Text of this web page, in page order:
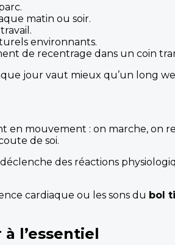
matin ou soir.
environnants.
de recentrage dans un coin
jour vaut mieux qu’un long
mouvement : on marche, on
de soi.
des réactions
cardiaque ou les sons du bol
l’essentiel